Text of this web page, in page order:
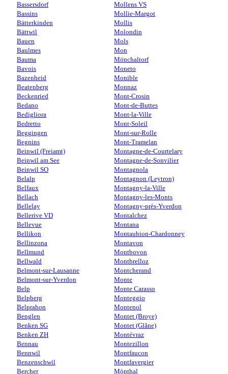
Bassersdorf
Bassins
Bätterkinden
Bättwil
Bauen
Baulmes
Bauma
Bavois
Bazenheid
Beatenberg
Beckenried
Bedano
Bedigliora
Bedretto
Beggingen
Begnins
Beinwil (Freiamt)
Beinwil am See
Beinwil SO
Belalp
Belfaux
Bellach
Bellelay
Bellerive VD
Bellevue
Bellikon
Bellinzona
Bellmund
Bellwald
Belmont-sur-Lausanne
Belmont-sur-Yverdon
Belp
Belpberg
Belprahon
Benglen
Benken SG
Benken ZH
Bennau
Bennwil
Benzenschwil
Bercher
Mollens VS
Mollie-Margot
Mollis
Molondin
Mols
Mon
Mönchaltorf
Moneto
Monible
Monnaz
Mont-Crosin
Mont-de-Buttes
Mont-la-Ville
Mont-Soleil
Mont-sur-Rolle
Mont-Tramelan
Montagne-de-Courtelary
Montagne-de-Sonvilier
Montagnola
Montagnon (Leytron)
Montagny-la-Ville
Montagny-les-Monts
Montagny-près-Yverdon
Montalchez
Montana
Montaubion-Chardonney
Montavon
Montbovon
Montbrelloz
Montcherand
Monte
Monte Carasso
Monteggio
Montenol
Montet (Broye)
Montet (Glâne)
Montévraz
Montezillon
Montfaucon
Montfavergier
Mönthal